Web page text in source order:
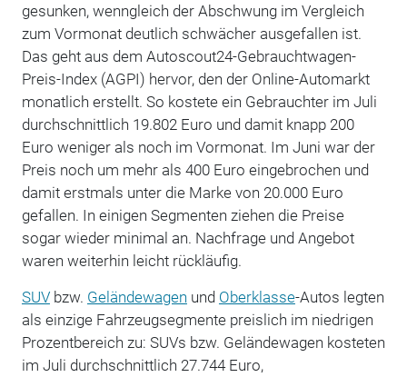
gesunken, wenngleich der Abschwung im Vergleich
zum Vormonat deutlich schwächer ausgefallen ist.
Das geht aus dem Autoscout24-Gebrauchtwagen-
Preis-Index (AGPI) hervor, den der Online-Automarkt
monatlich erstellt. So kostete ein Gebrauchter im Juli
durchschnittlich 19.802 Euro und damit knapp 200
Euro weniger als noch im Vormonat. Im Juni war der
Preis noch um mehr als 400 Euro eingebrochen und
damit erstmals unter die Marke von 20.000 Euro
gefallen. In einigen Segmenten ziehen die Preise
sogar wieder minimal an. Nachfrage und Angebot
waren weiterhin leicht rückläufig.
SUVbzw. Geländewagen und Oberklasse-Autos legten
als einzige Fahrzeugsegmente preislich im niedrigen
Prozentbereich zu: SUVs bzw. Geländewagen kosteten
im Juli durchschnittlich 27.744 Euro,